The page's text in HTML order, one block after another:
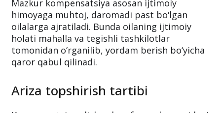
beriladi?
Mazkur kompensatsiya asosan ijtimoiy
himoyaga muhtoj, daromadi past bo‘lgan
oilalarga ajratiladi. Bunda oilaning ijtimoiy
tomonidan o‘rganilib, yordam berish bo‘yicha
qaror qabul qilinadi.